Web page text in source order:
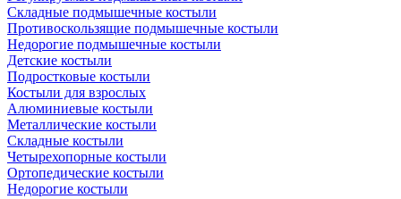
Складные подмышечные костыли
Противоскользящие подмышечные костыли
Недорогие подмышечные костыли
Детские костыли
Подростковые костыли
Костыли для взрослых
Алюминиевые костыли
Металлические костыли
Складные костыли
Четырехопорные костыли
Ортопедические костыли
Недорогие костыли